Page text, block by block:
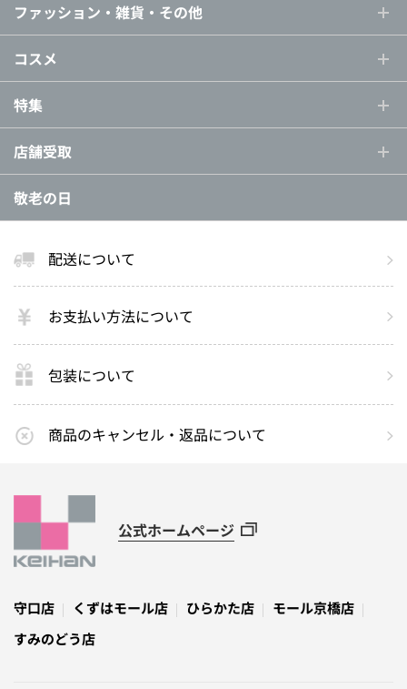
ファッション・雑貨・その他
コスメ
特集
店舗受取
敬老の日
配送について
お支払い方法について
包装について
商品のキャンセル・返品について
公式ホームページ
守口店 くずはモール店 ひらかた店
モール京橋店
すみのどう店